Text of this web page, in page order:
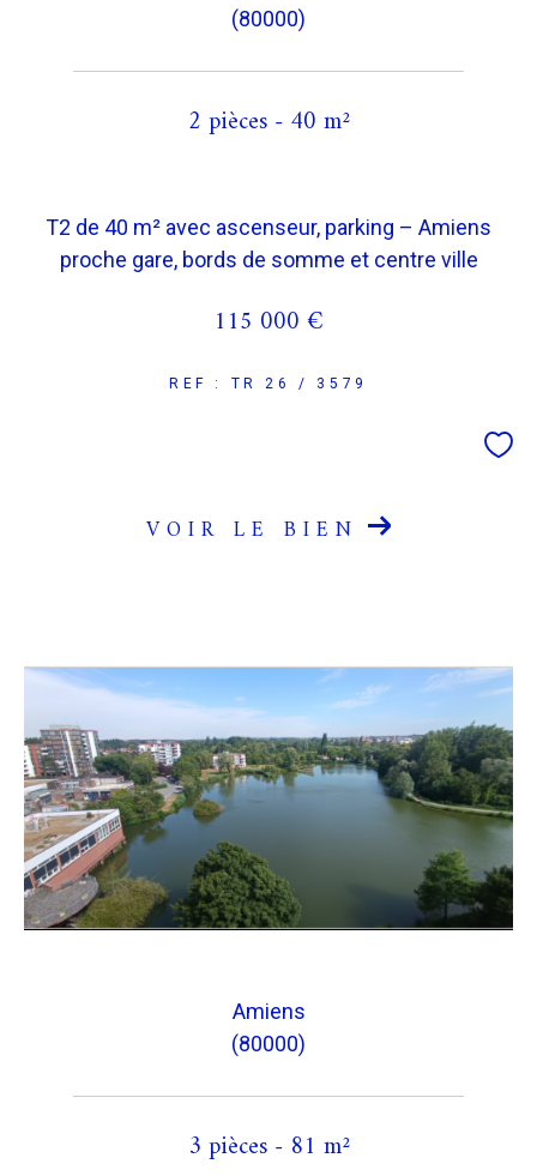
(80000)
2 pièces - 40 m²
T2 de 40 m² avec ascenseur, parking – Amiens
proche gare, bords de somme et centre ville
115 000 €
REF : TR 26 / 3579
VOIR LE BIEN
Amiens
(80000)
3 pièces - 81 m²